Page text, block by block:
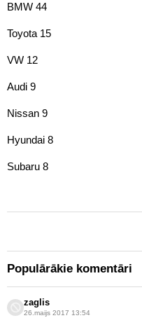
BMW 44
Toyota 15
VW 12
Audi 9
Nissan 9
Hyundai 8
Subaru 8
Populārākie komentāri
zaglis
26.maijs 2017 13:54